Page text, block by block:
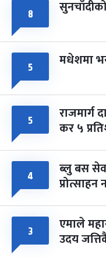
८
५ मधेशमा
५ राजमार्ग
कर ५
४ ब्लु बस
प्रोत्साहन
३ एमाले
उदय